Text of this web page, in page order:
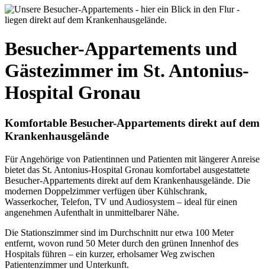
Besucher-Appartements und
Gästezimmer im St. Antonius-
Hospital Gronau
Komfortable Besucher-Appartements direkt auf dem
Krankenhausgelände
Für Angehörige von Patientinnen und Patienten mit längerer Anreise
bietet das St. Antonius-Hospital Gronau komfortabel ausgestattete
Besucher-Appartements direkt auf dem Krankenhausgelände. Die
modernen Doppelzimmer verfügen über Kühlschrank,
Wasserkocher, Telefon, TV und Audiosystem – ideal für einen
angenehmen Aufenthalt in unmittelbarer Nähe.
Die Stationszimmer sind im Durchschnitt nur etwa 100 Meter
entfernt, wovon rund 50 Meter durch den grünen Innenhof des
Hospitals führen – ein kurzer, erholsamer Weg zwischen
Patientenzimmer und Unterkunft.